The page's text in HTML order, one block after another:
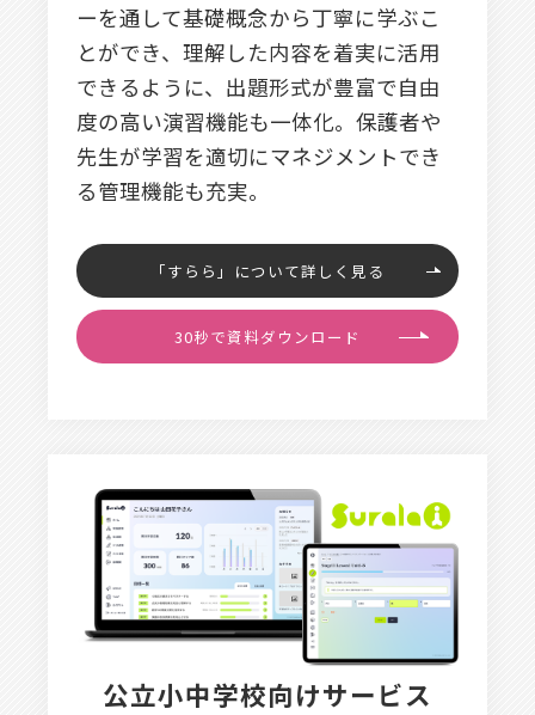
ーを通して基礎概念から丁寧に学ぶこ
とができ、理解した内容を着実に活用
できるように、出題形式が豊富で自由
度の高い演習機能も一体化。保護者や
先生が学習を適切にマネジメントでき
る管理機能も充実。
「すらら」について詳しく見る
30秒で資料ダウンロード
公立小中学校向けサービス